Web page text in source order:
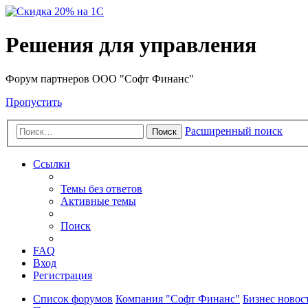
Решения для управления
Форум партнеров ООО "Софт Финанс"
Пропустить
Поиск Расширенный поиск
Ссылки
Темы без ответов
Активные темы
Поиск
FAQ
Вход
Регистрация
Список форумов Компания "Софт Финанс" Бизнес